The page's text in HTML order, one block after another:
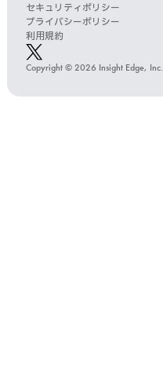
Copyright © 2026 Insight Edge, Inc.
セキュリティポリシー
プライバシーポリシー
利用規約